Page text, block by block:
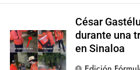
César
durante una
en Sinaloa